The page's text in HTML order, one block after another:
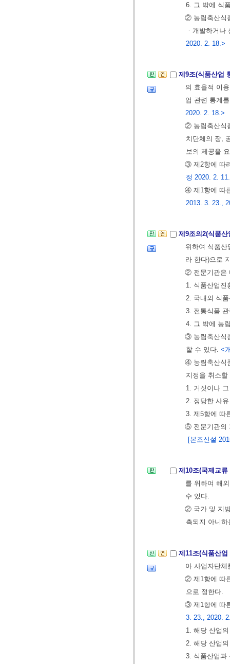
6. 그 밖에 식
② 농림축산식
ㆍ개발하거
2020. 2. 18.>
제9조(식품산업
의 효율적 이
업 관련 통계
2020. 2. 18.>
② 농림축산식
치단체의 장,
보의 제공을
③ 제2항에 따
정 2020. 2.
④ 제1항에 따
2013. 3. 23.,
제9조의2(식품
위하여 식품산
라 한다)으로
② 전문기관은
1. 식품산업진
2. 국내외 식
3. 전통식품
4. 그 밖에 농
③ 농림축산식
할 수 있다. <
④ 농림축산식
지정을 취소
1. 거짓이나
2. 정당한 사
3. 제5항에 따
⑤ 전문기관의
[본조신설
제10조(국제교
를 위하여 해
수 있다.
② 국가 및 지
촉되지 아니
제11조(식품산
아 사업자단
② 제1항에 따
으로 정한다.
③ 제1항에 따
3. 23., 2020.
1. 해당 산업
2. 해당 산업
3. 식품산업과